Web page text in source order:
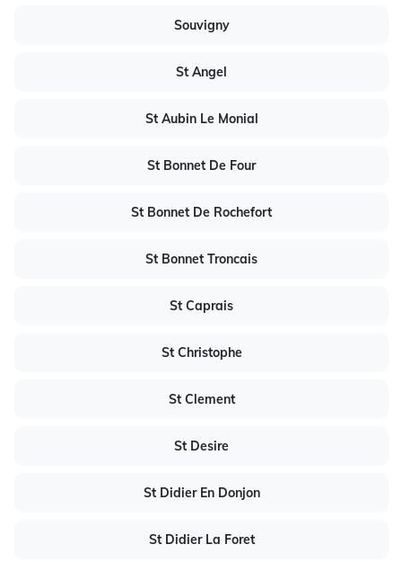
Souvigny
St Angel
St Aubin Le Monial
St Bonnet De Four
St Bonnet De Rochefort
St Bonnet Troncais
St Caprais
St Christophe
St Clement
St Desire
St Didier En Donjon
St Didier La Foret